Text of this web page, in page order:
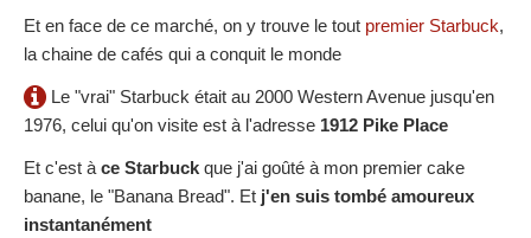
Et en face de ce marché, on y trouve le tout premier Starbuck,
la chaine de cafés qui a conquit le monde
Le "vrai" Starbuck était au 2000 Western Avenue jusqu'en
1976, celui qu'on visite est à l'adresse 1912 Pike Place
Et c'est à ce Starbuck que j'ai goûté à mon premier cake
banane, le "Banana Bread". Et j'en suis tombé amoureux
instantanément